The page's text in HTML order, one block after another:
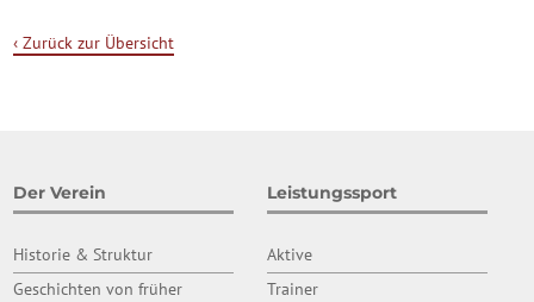
‹ Zurück zur Übersicht
Der Verein
Historie & Struktur
Geschichten von früher
Leistungssport
Aktive
Trainer